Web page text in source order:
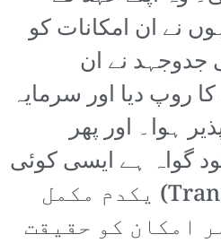
نے ان امکانات کو
جدوجہد نے ان
روپ دیا اور سرمایہ
ہوا۔ اور پھر
گواہ ہے ایسی کوئی
بھی تبدیلی (Transition) یکدم مکمل
امکان کو حقیقت